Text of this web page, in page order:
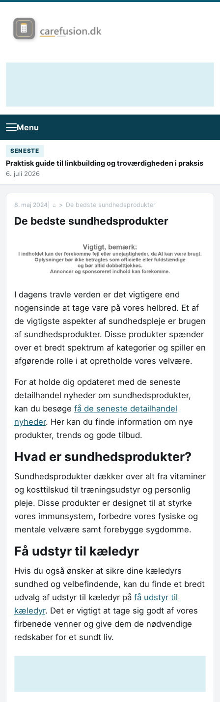
Menu
SENESTE
Praktisk guide til linkbuilding og troværdigheden i praksis
6. juli 2026
8. maj 2024 ⌂ De bedste sundhedsprodukter
De bedste sundhedsprodukter
I dagens travle verden er det vigtigere end
nogensinde at tage vare på vores helbred. Et af
de vigtigste aspekter af sundhedspleje er brugen
af sundhedsprodukter. Disse produkter spænder
over et bredt spektrum af kategorier og spiller en
afgørende rolle i at opretholde vores velvære.
For at holde dig opdateret med de seneste
detailhandel nyheder om sundhedsprodukter,
kan du besøge få de seneste detailhandel
nyheder. Her kan du finde information om nye
produkter, trends og gode tilbud.
Hvad er sundhedsprodukter?
Sundhedsprodukter dækker over alt fra vitaminer
og kosttilskud til træningsudstyr og personlig
pleje. Disse produkter er designet til at styrke
vores immunsystem, forbedre vores fysiske og
mentale velvære samt forebygge sygdomme.
Få udstyr til kæledyr
Hvis du også ønsker at sikre dine kæledyrs
sundhed og velbefindende, kan du finde et bredt
udvalg af udstyr til kæledyr på få udstyr til
kæledyr. Det er vigtigt at tage sig godt af vores
firbenede venner og give dem de nødvendige
redskaber for et sundt liv.